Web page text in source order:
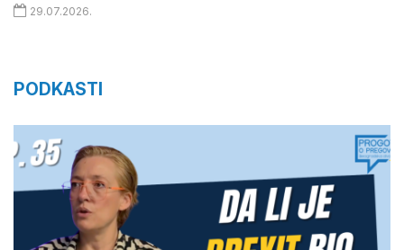
29.07.2026.
PODKASTI